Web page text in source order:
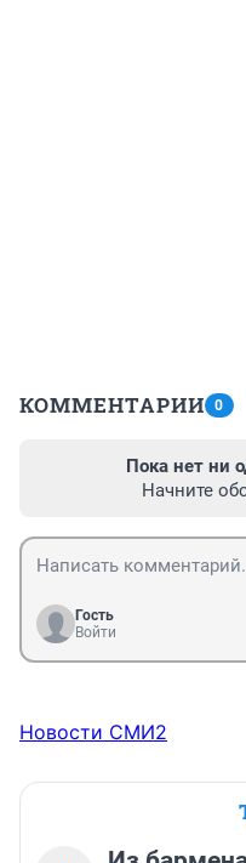
КОММЕНТАРИИ 0
Пока нет ни
Начните
Гость
Войти
Новости СМИ2